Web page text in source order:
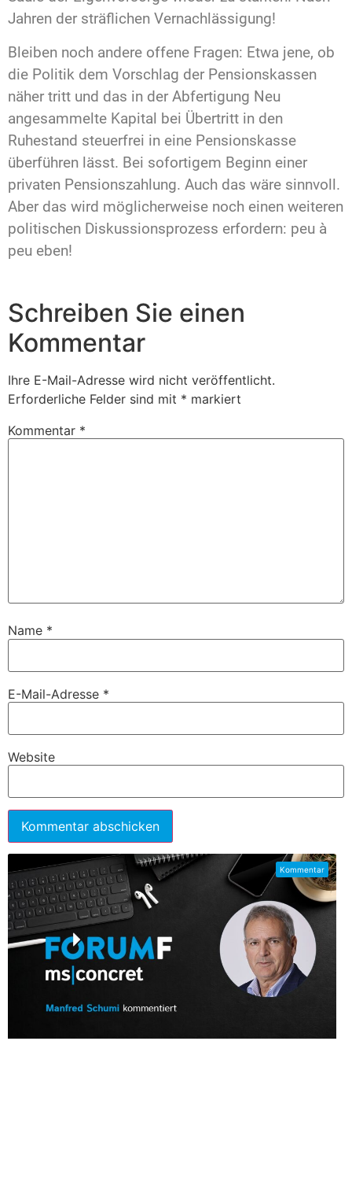
Jahren der sträflichen Vernachlässigung!
Bleiben noch andere offene Fragen: Etwa jene, ob
die Politik dem Vorschlag der Pensionskassen
näher tritt und das in der Abfertigung Neu
angesammelte Kapital bei Übertritt in den
Ruhestand steuerfrei in eine Pensionskasse
überführen lässt. Bei sofortigem Beginn einer
privaten Pensionszahlung. Auch das wäre sinnvoll.
Aber das wird möglicherweise noch einen weiteren
politischen Diskussionsprozess erfordern: peu à
peu eben!
Schreiben Sie einen
Kommentar
Ihre E-Mail-Adresse wird nicht veröffentlicht.
Erforderliche Felder sind mit * markiert
Kommentar *
Name *
E-Mail-Adresse *
Website